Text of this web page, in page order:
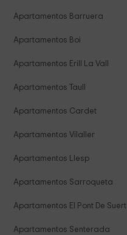
Apartamentos Barruera
Apartamentos Boi
Apartamentos Erill La Vall
Apartamentos Taull
Apartamentos Cardet
Apartamentos Vilaller
Apartamentos Llesp
Apartamentos Sarroqueta
Apartamentos El Pont De Suert
Apartamentos Senterada